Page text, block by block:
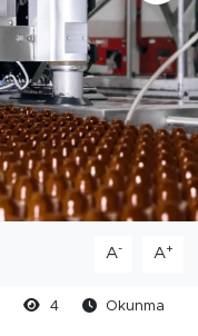
A- A+
4
Okunma